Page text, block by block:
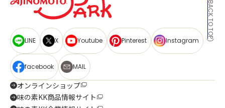
BACK TO TOP
LINE X Youtube Pinterest Instagram
facebook MAIL
オンラインショップ
味の素KK商品情報サイト